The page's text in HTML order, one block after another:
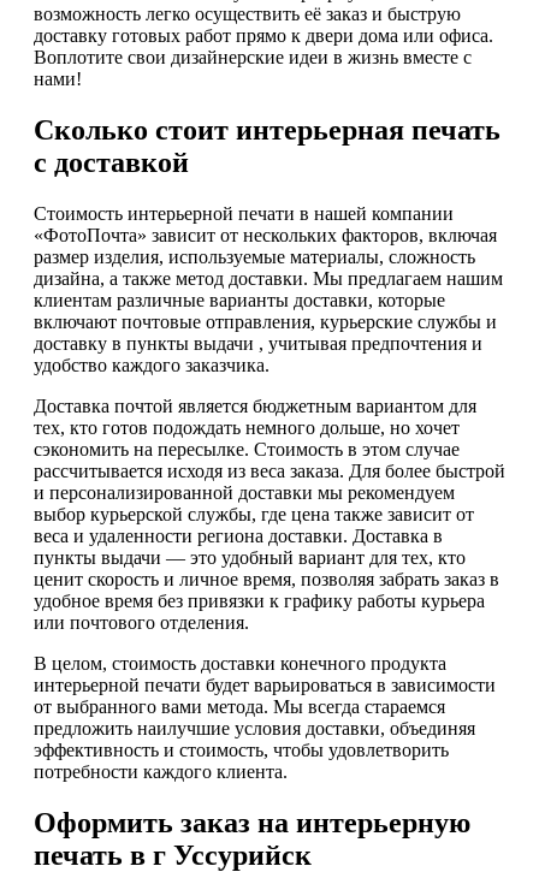
возможность легко осуществить её заказ и быструю
доставку готовых работ прямо к двери дома или офиса.
Воплотите свои дизайнерские идеи в жизнь вместе с
нами!
Сколько стоит интерьерная печать
с доставкой
Стоимость интерьерной печати в нашей компании
«ФотоПочта» зависит от нескольких факторов, включая
размер изделия, используемые материалы, сложность
дизайна, а также метод доставки. Мы предлагаем нашим
клиентам различные варианты доставки, которые
включают почтовые отправления, курьерские службы и
доставку в пункты выдачи , учитывая предпочтения и
удобство каждого заказчика.
Доставка почтой является бюджетным вариантом для
тех, кто готов подождать немного дольше, но хочет
сэкономить на пересылке. Стоимость в этом случае
рассчитывается исходя из веса заказа. Для более быстрой
и персонализированной доставки мы рекомендуем
выбор курьерской службы, где цена также зависит от
веса и удаленности региона доставки. Доставка в
пункты выдачи — это удобный вариант для тех, кто
ценит скорость и личное время, позволяя забрать заказ в
удобное время без привязки к графику работы курьера
или почтового отделения.
В целом, стоимость доставки конечного продукта
интерьерной печати будет варьироваться в зависимости
от выбранного вами метода. Мы всегда стараемся
предложить наилучшие условия доставки, объединяя
эффективность и стоимость, чтобы удовлетворить
потребности каждого клиента.
Оформить заказ на интерьерную
печать в г Уссурийск